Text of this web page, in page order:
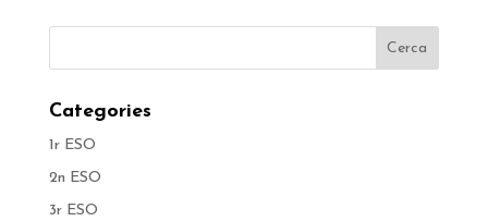
Categories
1r ESO
2n ESO
3r ESO